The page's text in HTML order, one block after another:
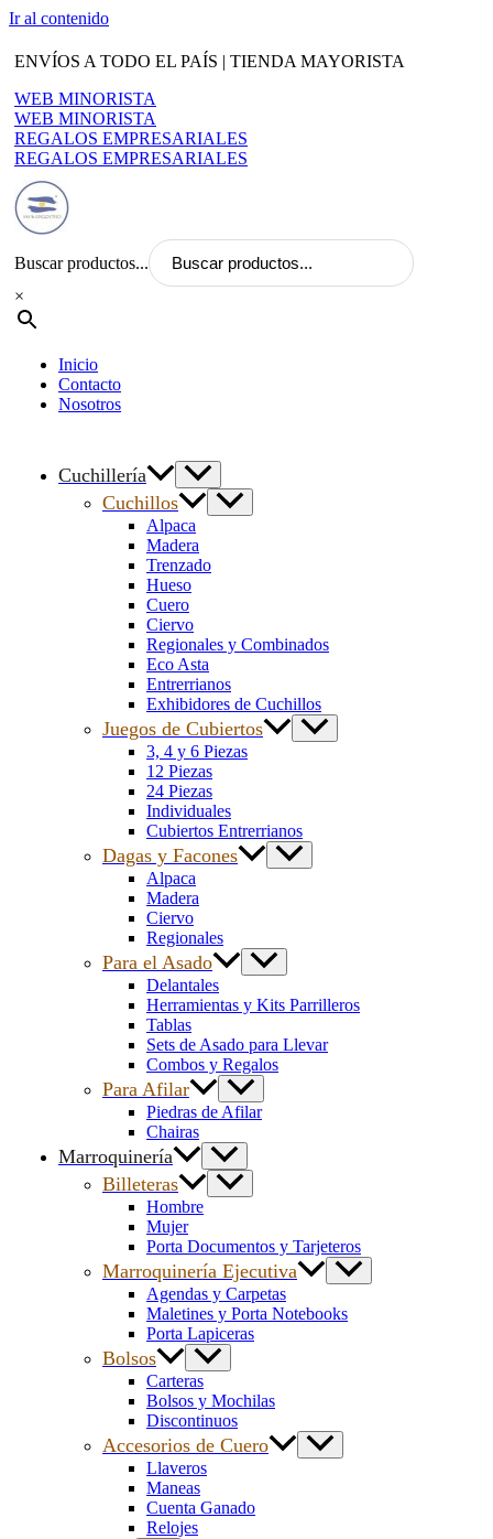
Ir al contenido
ENVÍOS A TODO EL PAÍS | TIENDA MAYORISTA
WEB MINORISTA
WEB MINORISTA
REGALOS EMPRESARIALES
REGALOS EMPRESARIALES
Buscar productos...
×
Inicio
Contacto
Nosotros
Cuchillería
Cuchillos
Alpaca
Madera
Trenzado
Hueso
Cuero
Ciervo
Regionales y Combinados
Eco Asta
Entrerrianos
Exhibidores de Cuchillos
Juegos de Cubiertos
3, 4 y 6 Piezas
12 Piezas
24 Piezas
Individuales
Cubiertos Entrerrianos
Dagas y Facones
Alpaca
Madera
Ciervo
Regionales
Para el Asado
Delantales
Herramientas y Kits Parrilleros
Tablas
Sets de Asado para Llevar
Combos y Regalos
Para Afilar
Piedras de Afilar
Chairas
Marroquinería
Billeteras
Hombre
Mujer
Porta Documentos y Tarjeteros
Marroquinería Ejecutiva
Agendas y Carpetas
Maletines y Porta Notebooks
Porta Lapiceras
Bolsos
Carteras
Bolsos y Mochilas
Discontinuos
Accesorios de Cuero
Llaveros
Maneas
Cuenta Ganado
Relojes